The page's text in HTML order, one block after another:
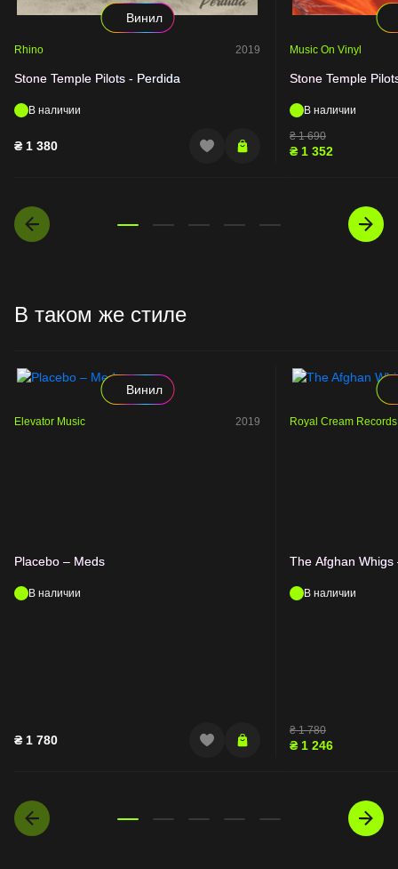
Винил
Rhino 2019
Stone Temple Pilots - Perdida
В наличии
₴ 1 380
Music On Vinyl
Stone Temple
В наличии
₴1 690
₴ 1 352
В таком же стиле
Винил
Elevator Music 2019
Placebo – Meds
В наличии
₴ 1 780
Royal Cream Records
The Afghan Whigs
В наличии
₴1 780
₴ 1 246